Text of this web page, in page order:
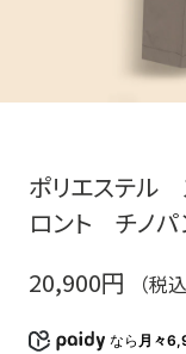
ポリエステル
ロント チノ
20,900円
（税込
なら 月々